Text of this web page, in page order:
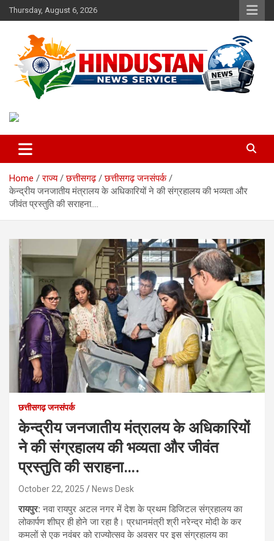
Skip
to
Thursday, August 6, 2026
Hindustan News Service
Home राज्य छत्तीसगढ़
छत्तीसगढ़ जनसंपर्क
केन्द्रीय जनजातीय मंत्रालय के अधिकारियों ने की संग्रहालय की भव्यता और
जीवंत प्रस्तुति की सराहना….
छत्तीसगढ़ जनसंपर्क
केन्द्रीय जनजातीय मंत्रालय के अधिकारियों
ने की संग्रहालय की भव्यता और जीवंत
प्रस्तुति की सराहना….
October 22, 2025 News Desk
रायपुर:नवा रायपुर अटल नगर में देश के प्रथम डिजिटल संग्रहालय का
लोकार्पण शीघ्र ही होने जा रहा है। प्रधानमंत्री श्री नरेन्द्र मोदी के कर
कमलों से एक नवंबर को राज्योत्सव के अवसर पर इस संग्रहालय का